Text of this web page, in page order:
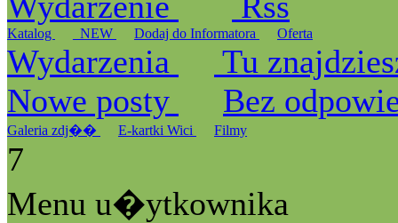
Katalog _NEW Dodaj do Informatora Oferta
Wydarzenia
Tu
Nowe posty
Bez
Galeria zdj�� E-kartki Wici Filmy
7
Menu u�ytkownika